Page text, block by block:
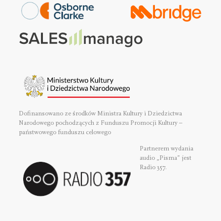
Dofinansowano ze środków Ministra Kultury i Dziedzictwa
Narodowego pochodzących z Funduszu Promocji Kultury –
państwowego funduszu celowego
Partnerem wydania
audio „Pisma” jest
Radio 357.